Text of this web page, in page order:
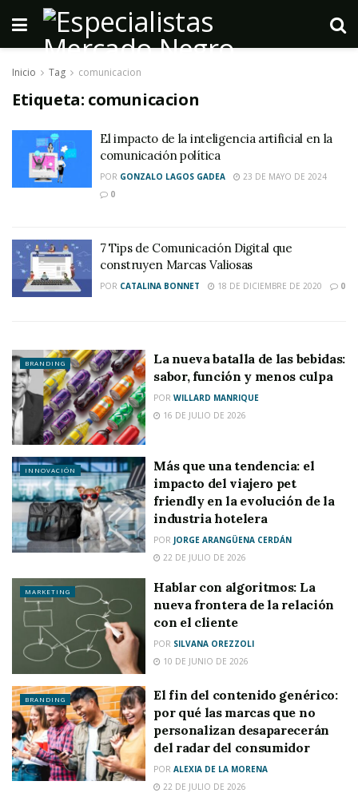
Inicio Tag comunicacion
Etiqueta: comunicacion
El impacto de la inteligencia artificial en la
comunicación política
POR GONZALO LAGOS GADEA
23 DE MAYO DE 2024
0
7 Tips de Comunicación Digital que
construyen Marcas Valiosas
POR CATALINA BONNET 18 DE DICIEMBRE DE 2020 0
BRANDING
La nueva batalla de las bebidas:
sabor, función y menos culpa
POR WILLARD MANRIQUE
16 DE JULIO DE 2026
INNOVACIÓN
Más que una tendencia: el
impacto del viajero pet
friendly en la evolución de la
industria hotelera
POR JORGE ARANGÜENA CERDÁN
22 DE JULIO DE 2026
MARKETING
Hablar con algoritmos: La
nueva frontera de la relación
con el cliente
POR SILVANA OREZZOLI
10 DE JUNIO DE 2026
BRANDING
El fin del contenido genérico:
por qué las marcas que no
personalizan desaparecerán
del radar del consumidor
POR ALEXIA DE LA MORENA
22 DE JULIO DE 2026